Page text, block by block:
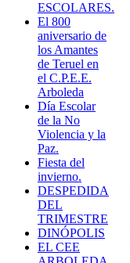
ESCOLARES.
El 800
aniversario de
los Amantes
de Teruel en
el C.P.E.E.
Arboleda
Día Escolar
de la No
Violencia y la
Paz.
Fiesta del
invierno.
DESPEDIDA
DEL
TRIMESTRE
DINÓPOLIS
EL CEE